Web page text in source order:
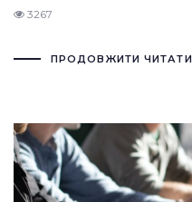
3267
ПРОДОВЖИТИ ЧИТАТИ